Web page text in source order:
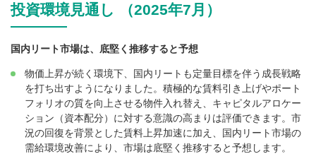
投資環境見通し （2025年7月）
国内リート市場は、底堅く推移すると予想
物価上昇が続く環境下、国内リートも定量目標を伴う成長戦略
を打ち出すようになりました。積極的な賃料引き上げやポート
フォリオの質を向上させる物件入れ替え、キャピタルアロケー
ション（資本配分）に対する意識の高まりは評価できます。市
況の回復を背景とした賃料上昇加速に加え、国内リート市場の
需給環境改善により、市場は底堅く推移すると予想します。